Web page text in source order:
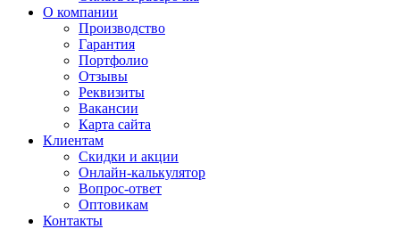
О компании
Производство
Гарантия
Портфолио
Отзывы
Реквизиты
Вакансии
Карта сайта
Клиентам
Скидки и акции
Онлайн-калькулятор
Вопрос-ответ
Оптовикам
Контакты